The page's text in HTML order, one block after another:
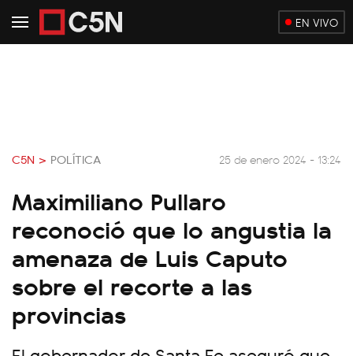
EN VIVO
C5N > POLÍTICA 25 de enero 2024 - 13:24
Maximiliano Pullaro
reconoció que lo angustia la
amenaza de Luis Caputo
sobre el recorte a las
provincias